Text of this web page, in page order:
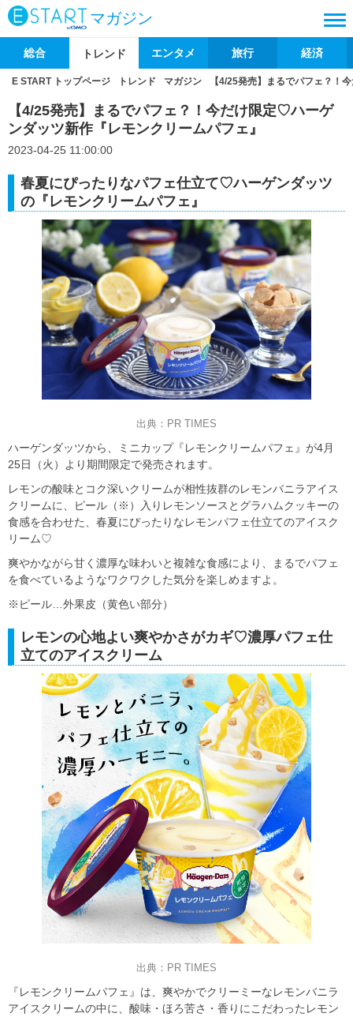
マガジン
総合 トレンド エンタメ 旅行 経済
E START トップページ トレンド マガジン 【4/25発売】まるでパフェ？！
【4/25発売】まるでパフェ？！今だけ限定♡ハーゲ
ンダッツ新作『レモンクリームパフェ』
2023-04-25 11:00:00
春夏にぴったりなパフェ仕立て♡ハーゲンダッツ
の『レモンクリームパフェ』
出典：PR TIMES
ハーゲンダッツから、ミニカップ『レモンクリームパフェ』が4月
25日（火）より期間限定で発売されます。
レモンの酸味とコク深いクリームが相性抜群のレモンバニラアイス
クリームに、ピール（※）入りレモンソースとグラハムクッキーの
食感を合わせた、春夏にぴったりなレモンパフェ仕立てのアイスク
リーム♡
爽やかながら甘く濃厚な味わいと複雑な食感により、まるでパフェ
を食べているようなワクワクした気分を楽しめますよ。
※ピール…外果皮（黄色い部分）
レモンの心地よい爽やかさがカギ♡濃厚パフェ仕
立てのアイスクリーム
出典：PR TIMES
『レモンクリームパフェ』は、爽やかでクリーミーなレモンバニラ
アイスクリームの中に、酸味・ほろ苦さ・香りにこだわったレモン